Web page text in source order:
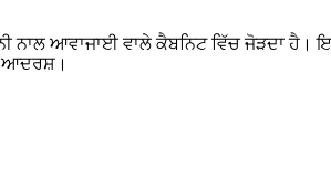
ਆਵਾਜਾਈ ਵਾਲੇ ਕੈਬਨਿਟ ਵਿੱਚ ਜੋੜਦਾ
ਆਦਰਸ਼।